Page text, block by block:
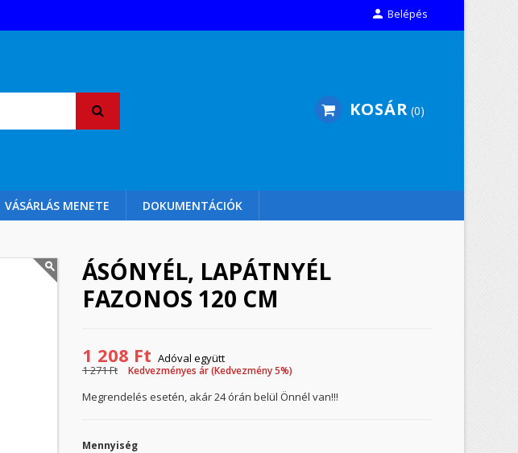
 Belépés
KOSÁR 0
VÁSÁRLÁS MENETE DOKUMENTÁCIÓK
ÁSÓNYÉL, LAPÁTNYÉL
FAZONOS 120 CM
1 208 Ft Adóval együtt
1 271 Ft
Kedvezményes ár (Kedvezmény 5%)
Megrendelés esetén, akár 24 órán belül Önnél van!!!
Mennyiség